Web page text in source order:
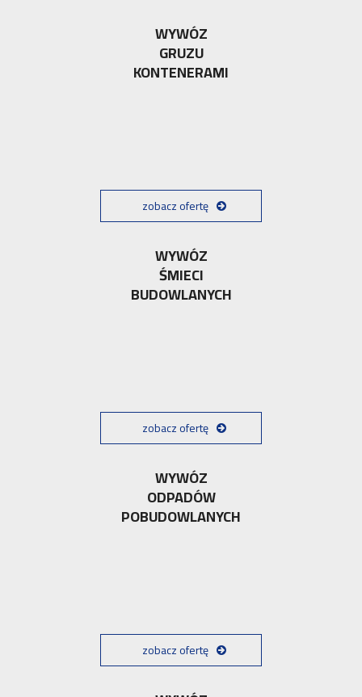
WYWÓZ
GRUZU
KONTENERAMI
zobacz ofertę
WYWÓZ
ŚMIECI
BUDOWLANYCH
zobacz ofertę
WYWÓZ
ODPADÓW
POBUDOWLANYCH
zobacz ofertę